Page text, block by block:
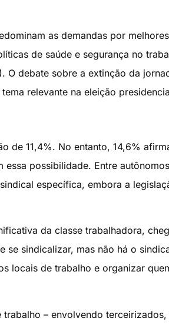
as demandas por
de saúde e segurança no
O debate sobre a extinção da
relevante na eleição
de 11,4%. No entanto, 14,6%
possibilidade. Entre
específica, embora a
da classe trabalhadora,
sindicalizar, mas não há o
locais de trabalho e organizar
– envolvendo terceirizados,